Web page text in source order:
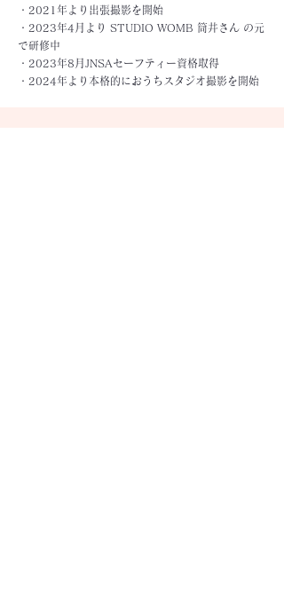
・2021年より出張撮影を開始
・2023年4月より STUDIO WOMB 筒井さん の元
で研修中
・2023年8月JNSAセーフティー資格取得
・2024年より本格的におうちスタジオ撮影を開始